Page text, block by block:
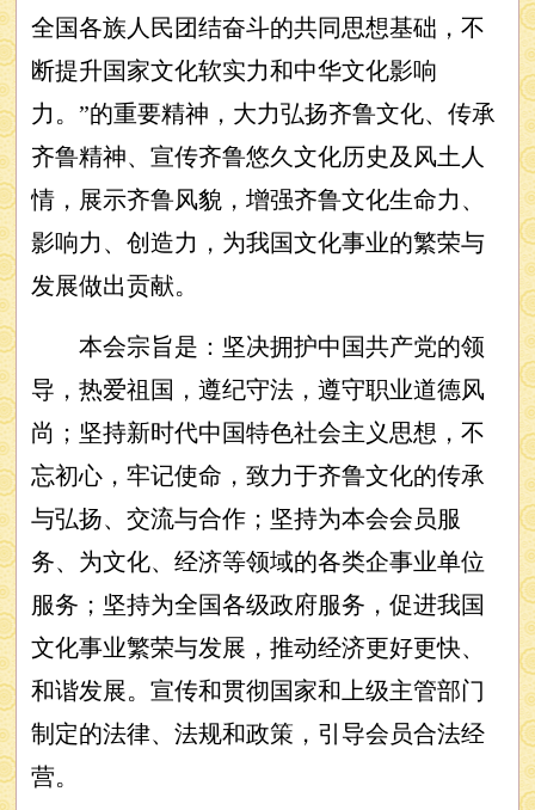
全国各族人民团结奋斗的共同思想基础，不
断提升国家文化软实力和中华文化影响
力。”的重要精神，大力弘扬齐鲁文化、传承
齐鲁精神、宣传齐鲁悠久文化历史及风土人
情，展示齐鲁风貌，增强齐鲁文化生命力、
影响力、创造力，为我国文化事业的繁荣与
发展做出贡献。
本会宗旨是：坚决拥护中国共产党的领
导，热爱祖国，遵纪守法，遵守职业道德风
尚；坚持新时代中国特色社会主义思想，不
忘初心，牢记使命，致力于齐鲁文化的传承
与弘扬、交流与合作；坚持为本会会员服
务、为文化、经济等领域的各类企事业单位
服务；坚持为全国各级政府服务，促进我国
文化事业繁荣与发展，推动经济更好更快、
和谐发展。宣传和贯彻国家和上级主管部门
制定的法律、法规和政策，引导会员合法经
营。